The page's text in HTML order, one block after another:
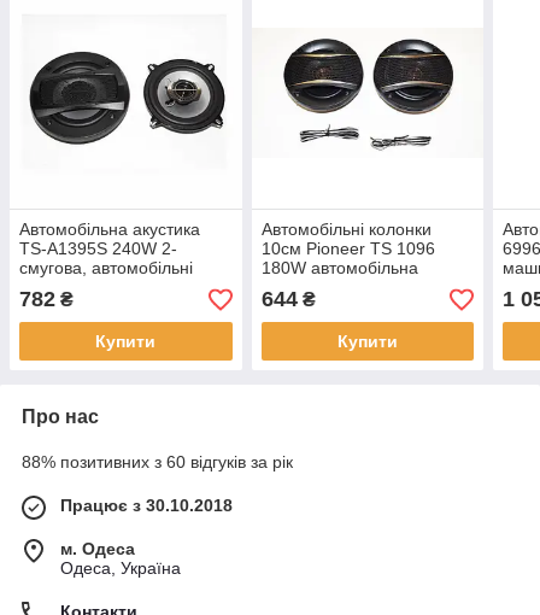
Автомобільна акустика
TS-A1395S 240W 2-
смугова, автомобільні
машину, автоакустика
782 ₴
Купити
Автомобільні колонки
10см Pioneer TS 1096
180W автомобільна
машину
644₴
Купити
1
Про нас
88% позитивних з 60 відгуків за рік
Працює з 30.10.2018
м. Одеса
Одеса, Україна